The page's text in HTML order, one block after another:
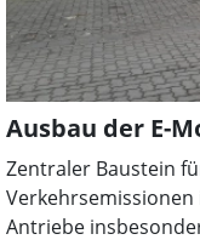
Ausbau der E-
Zentraler Baustein
Antriebe